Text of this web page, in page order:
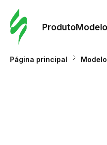
Produto
Página principal